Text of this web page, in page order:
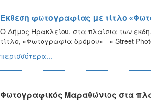
Έκθεση φωτογραφίας με τίτλο
Ο Δήμος Ηρακλείου, στα πλαίσια των
τίτλο, «Φωτογραφία δρόμου» - « Street
περισσότερα...
Φωτογραφικός Μαραθώνιος στα